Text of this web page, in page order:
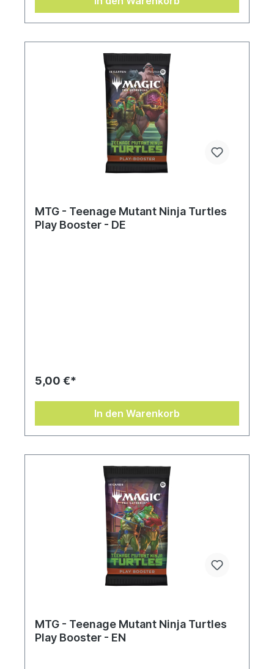
MTG - Teenage Mutant Ninja Turtles
Play Booster - DE
5,00 €*
In den Warenkorb
MTG - Teenage Mutant Ninja Turtles
Play Booster - EN